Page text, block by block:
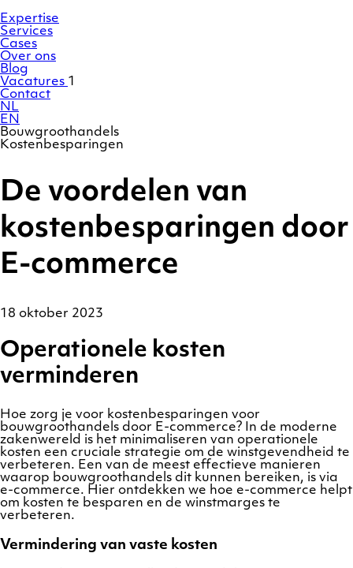
naar
de
inhoud
Expertise
Services
Cases
Over ons
Blog
Vacatures 1
Contact
NL
EN
Bouwgroothandels
Kostenbesparingen
De voordelen van
kostenbesparingen door
E-commerce
18 oktober 2023
Operationele kosten
verminderen
Hoe zorg je voor kostenbesparingen voor
bouwgroothandels door E-commerce? In de moderne
zakenwereld is het minimaliseren van operationele
kosten een cruciale strategie om de winstgevendheid te
verbeteren. Een van de meest effectieve manieren
waarop bouwgroothandels dit kunnen bereiken, is via
e-commerce. Hier ontdekken we hoe e-commerce helpt
om kosten te besparen en de winstmarges te
verbeteren.
Vermindering van vaste kosten